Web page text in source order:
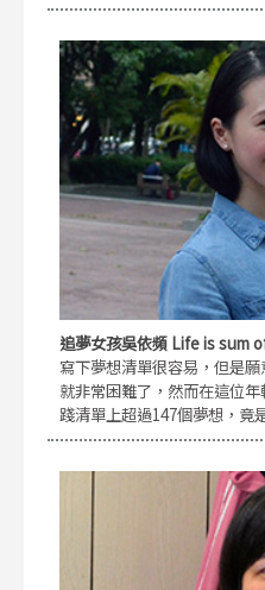
追夢女孩吳依頻 Life is sum
寫下夢想清單很容易，但是
就非常困難了，然而在這位
踐清單上超過147個夢想，竟